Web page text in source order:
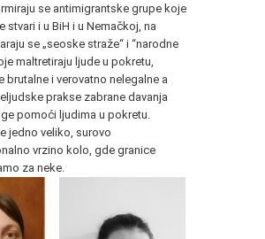
se antimigrantske grupe koje
stvari i u BiH i u Nemačkoj, na
se „seoske straže“ i “narodne
maltretiraju ljude u pokretu,
brutalne i verovatno nelegalne a
prakse zabrane davanja
pomoći ljudima u pokretu.
jedno veliko, surovo
vrzino kolo, gde granice
za neke.